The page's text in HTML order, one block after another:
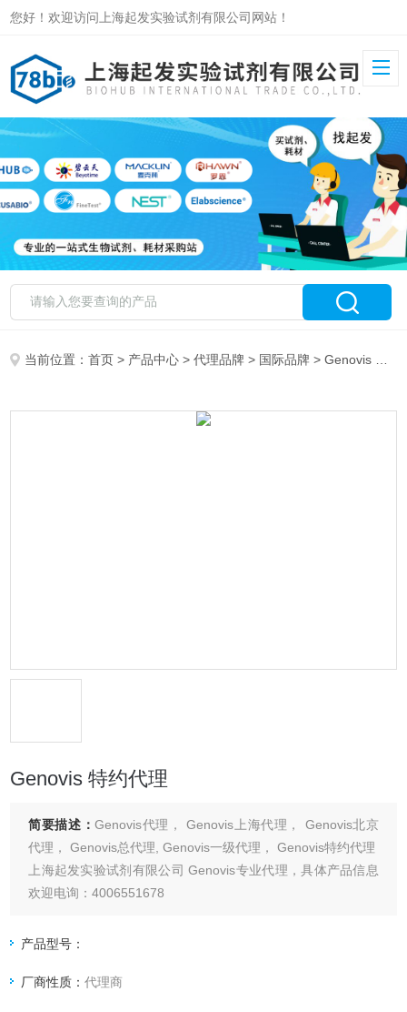
您好！欢迎访问上海起发实验试剂有限公司网站！
当前位置：首页 > 产品中心 >代理品牌 > 国际品牌 > Genovis 特约代理
Genovis 特约代理
简要描述：Genovis代理， Genovis上海代理， Genovis北京
代理， Genovis总代理, Genovis一级代理， Genovis特约代理
上海起发实验试剂有限公司 Genovis专业代理，具体产品信息
欢迎电询：4006551678
产品型号：
厂商性质：代理商